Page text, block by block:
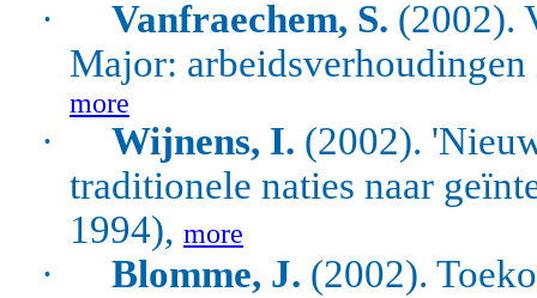
· Vanfraechem, S. (2002).
Major:
more
· Wijnens, I. (2002).
traditionele naties naar
1994), more
· Blomme, J. (2002).